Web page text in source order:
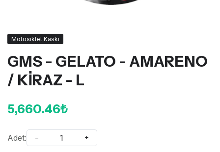
Motosiklet Kaskı
GMS - GELATO - AMARENO
/ KİRAZ - L
5,660.46₺
Adet: − +